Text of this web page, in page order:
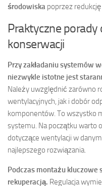
środowiska poprzez
Praktyczne porady
konserwacji
Przy zakładaniu systemów
niezwykle istotne jest
Należy uwzględnić zarówno
wentylacyjnych, jak i dobór
komponentów. To wszystko
systemu. Na początku warto
dotyczące wentylacji w
najlepszego rozwiązania.
Podczas montażu
rekuperacją. Regulacja